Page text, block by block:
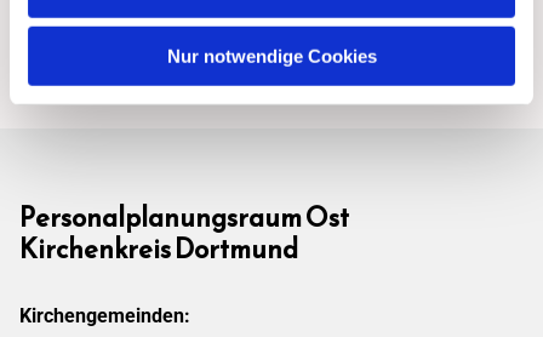
Nur notwendige Cookies
Personalplanungsraum Ost
Kirchenkreis Dortmund
Kirchengemeinden: